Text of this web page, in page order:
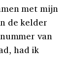
met mijn
de kelder
van
had ik